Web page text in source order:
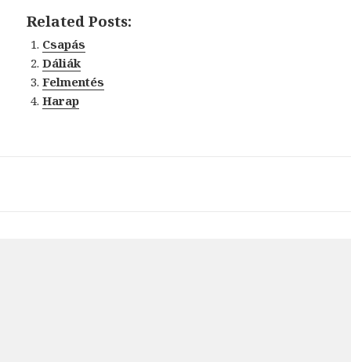
Related Posts:
Csapás
Dáliák
Felmentés
Harap